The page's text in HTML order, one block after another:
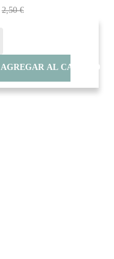
2,50 €
AGREGAR AL CARRITO